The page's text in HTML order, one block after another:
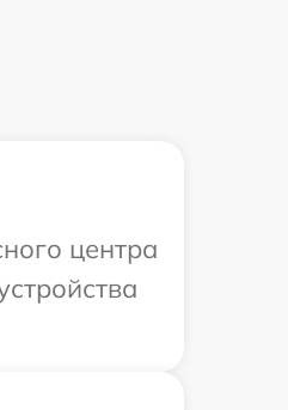
центра